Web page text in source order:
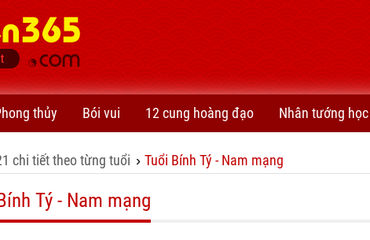
thủy Bói vui 12 cung hoàng đạo Nhân tướng học
chi tiết theo từng tuổi › Tuổi Bính Tý - Nam mạng
Tý - Nam mạng